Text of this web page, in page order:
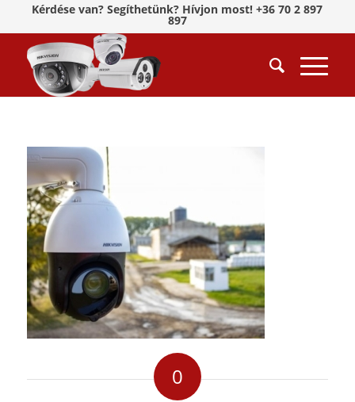
Kérdése van? Segíthetünk? Hívjon most! +36 70 2 897
897
0